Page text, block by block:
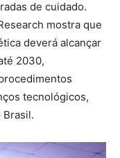
de cuidado.
mostra que
deverá alcançar
2030,
tecnológicos,